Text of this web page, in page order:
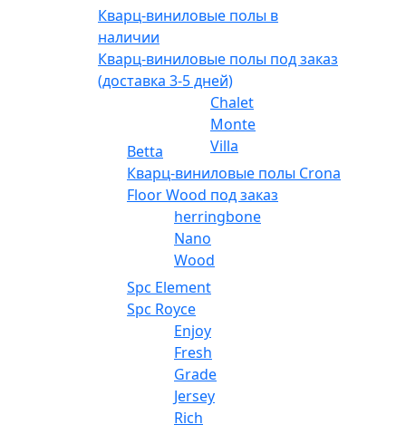
Кварц-виниловые полы в
наличии
Кварц-виниловые полы под заказ
(доставка 3-5 дней)
Betta
Chalet
Monte
Villa
Кварц-виниловые полы Crona
Floor Wood под заказ
herringbone
Nano
Wood
Spc Element
Spc Royce
Enjoy
Fresh
Grade
Jersey
Rich